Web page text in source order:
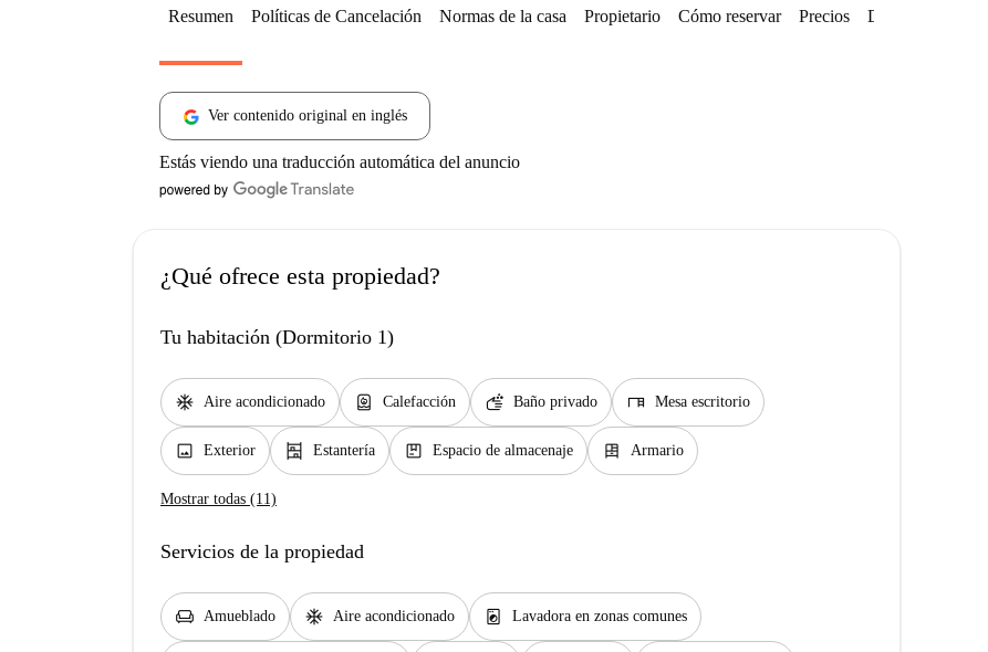
Resumen Políticas de Cancelación Normas de la casa Propietario Cómo reservar Precios Disponibilidades
Ver contenido original en inglés
Estás viendo una traducción automática del anuncio
¿Qué ofrece esta propiedad?
Tu habitación (Dormitorio 1)
ac_unit Aire acondicionado water_heater Calefacción soap Baño privado desk Mesa escritorio
image Exterior shelves Estantería package Espacio de almacenaje dresser Armario
Mostrar todas (11)
Servicios de la propiedad
chair Amueblado ac_unit Aire acondicionado local_laundry_service Lavadora en zonas comunes